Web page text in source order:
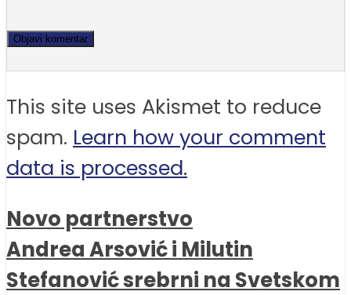
This site uses Akismet to reduce
spam. Learn how your comment
data is processed.
Novo partnerstvo
Andrea Arsović i Milutin
Stefanović srebrni na Svetskom